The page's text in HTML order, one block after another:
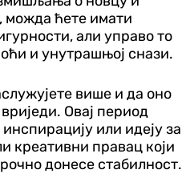
можда ћете имати
али управо то
и унутрашњој снази.
више и да оно
Овај период
или идеју за
креативни правац који
донесе стабилност.